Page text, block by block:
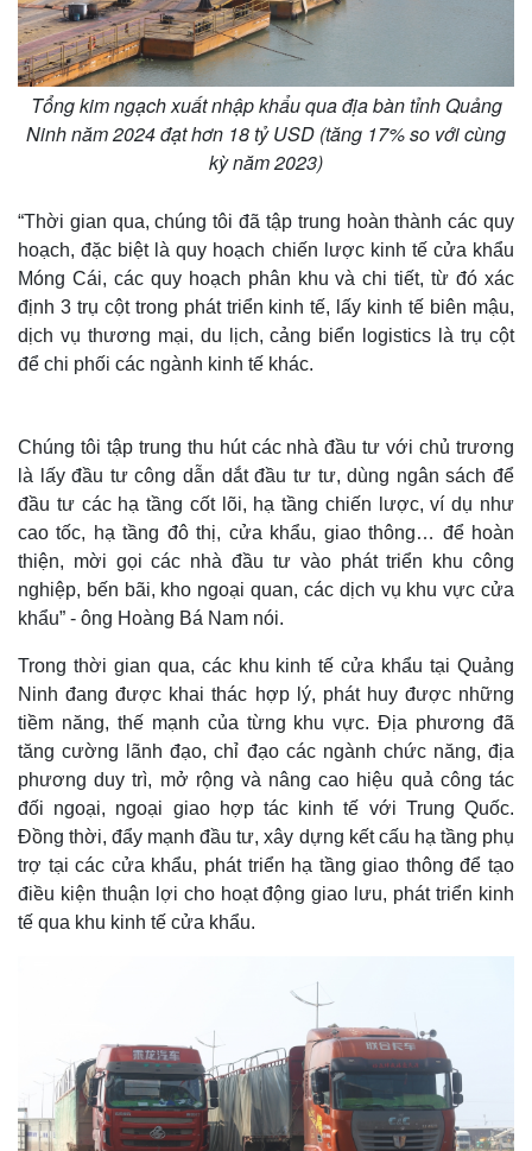
Thế giới
Quan sát
Cuộc sống đó đây
Hồ sơ
Multimedia
Video
E-Magazine
Tổng kim ngạch xuất nhập khẩu qua địa bàn tỉnh Quảng
Ninh năm 2024 đạt hơn 18 tỷ USD (tăng 17% so với cùng
kỳ năm 2023)
“Thời gian qua, chúng tôi đã tập trung hoàn thành các quy
hoạch, đặc biệt là quy hoạch chiến lược kinh tế cửa khẩu
Móng Cái, các quy hoạch phân khu và chi tiết, từ đó xác
định 3 trụ cột trong phát triển kinh tế, lấy kinh tế biên mậu,
dịch vụ thương mại, du lịch, cảng biển logistics là trụ cột
để chi phối các ngành kinh tế khác.
Chúng tôi tập trung thu hút các nhà đầu tư với chủ trương
là lấy đầu tư công dẫn dắt đầu tư tư, dùng ngân sách để
đầu tư các hạ tầng cốt lõi, hạ tầng chiến lược, ví dụ như
cao tốc, hạ tầng đô thị, cửa khẩu, giao thông… để hoàn
thiện, mời gọi các nhà đầu tư vào phát triển khu công
nghiệp, bến bãi, kho ngoại quan, các dịch vụ khu vực cửa
khẩu” - ông Hoàng Bá Nam nói.
Trong thời gian qua, các khu kinh tế cửa khẩu tại Quảng
Ninh đang được khai thác hợp lý, phát huy được những
tiềm năng, thế mạnh của từng khu vực. Địa phương đã
tăng cường lãnh đạo, chỉ đạo các ngành chức năng, địa
phương duy trì, mở rộng và nâng cao hiệu quả công tác
đối ngoại, ngoại giao hợp tác kinh tế với Trung Quốc.
Đồng thời, đẩy mạnh đầu tư, xây dựng kết cấu hạ tầng phụ
trợ tại các cửa khẩu, phát triển hạ tầng giao thông để tạo
điều kiện thuận lợi cho hoạt động giao lưu, phát triển kinh
tế qua khu kinh tế cửa khẩu.